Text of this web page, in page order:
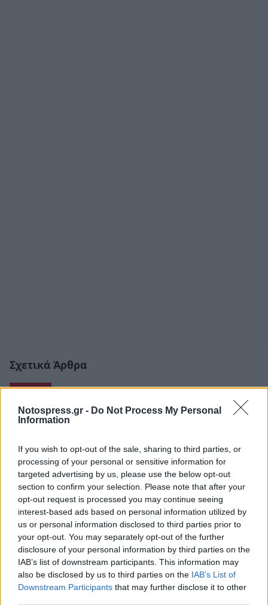
Notospress.gr - Do Not Process My Personal
Information
If you wish to opt-out of the sale, sharing to third parties, or
processing of your personal or sensitive information for
targeted advertising by us, please use the below opt-out
section to confirm your selection. Please note that after your
opt-out request is processed you may continue seeing
interest-based ads based on personal information utilized by
us or personal information disclosed to third parties prior to
your opt-out. You may separately opt-out of the further
disclosure of your personal information by third parties on the
IAB’s list of downstream participants. This information may
also be disclosed by us to third parties on the IAB’s List of
Downstream Participants that may further disclose it to other
Σχετικά Άρθρα
Κοιμήθηκαν έξω από αστυνομικό τμήμα για
να προλάβουν διαβατήριο με την παλιά
ταυτότητα